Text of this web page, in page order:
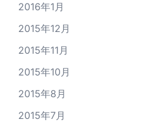
2016年1月
2015年12月
2015年11月
2015年10月
2015年8月
2015年7月